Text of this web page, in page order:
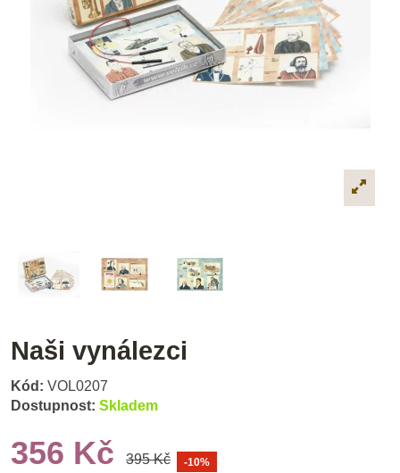
Naši vynálezci
Kód: VOL0207
Dostupnost: Skladem
356 Kč 395 Kč -10%